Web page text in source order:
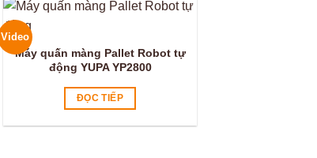
Video
Máy quấn màng Pallet Robot tự
động YUPA YP2800
ĐỌC TIẾP